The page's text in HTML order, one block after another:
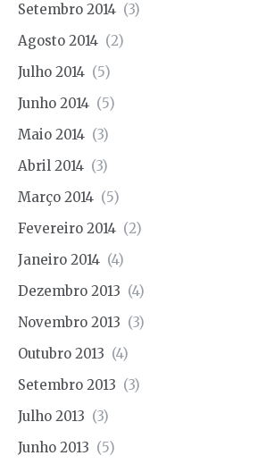
Setembro 2014 (3)
Agosto 2014 (2)
Julho 2014 (5)
Junho 2014 (5)
Maio 2014 (3)
Abril 2014 (3)
Março 2014 (5)
Fevereiro 2014 (2)
Janeiro 2014 (4)
Dezembro 2013 (4)
Novembro 2013 (3)
Outubro 2013 (4)
Setembro 2013 (3)
Julho 2013 (3)
Junho 2013 (5)